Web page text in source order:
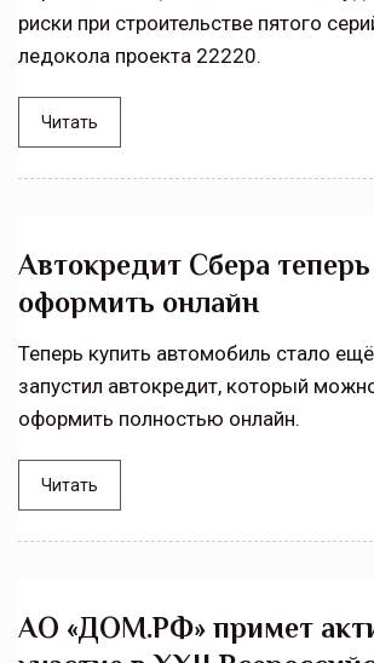
риски при строительстве пятого
ледокола проекта 22220.
Читать
Автокредит Сбера
оформить онлайн
Теперь купить автомобиль стало
запустил автокредит, который
оформить полностью онлайн.
Читать
АО «ДОМ.РФ» примет